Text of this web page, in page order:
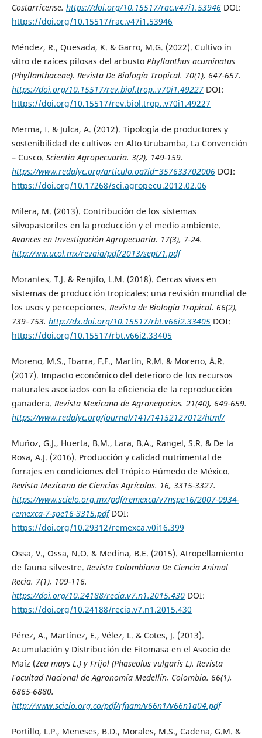
Costarricense. https://doi.org/10.15517/rac.v47i1.53946DOI:
https://doi.org/10.15517/rac.v47i1.53946
Méndez, R., Quesada, K. & Garro, M.G. (2022). Cultivo in
vitro de raíces pilosas del arbusto Phyllanthus acuminatus
(Phyllanthaceae). Revista De Biología Tropical. 70(1), 647-657.
https://doi.org/10.15517/rev.biol.trop..v70i1.49227DOI:
https://doi.org/10.15517/rev.biol.trop..v70i1.49227
Merma, I. & Julca, A. (2012). Tipología de productores y
sostenibilidad de cultivos en Alto Urubamba, La Convención
– Cusco. Scientia Agropecuaria. 3(2), 149-159.
https://www.redalyc.org/articulo.oa?id=357633702006DOI:
https://doi.org/10.17268/sci.agropecu.2012.02.06
Milera, M. (2013). Contribución de los sistemas
silvopastoriles en la producción y el medio ambiente.
Avances en Investigación Agropecuaria. 17(3), 7-24.
http://ww.ucol.mx/revaia/pdf/2013/sept/1.pdf
Morantes, T.J. & Renjifo, L.M. (2018). Cercas vivas en
sistemas de producción tropicales: una revisión mundial de
los usos y percepciones. Revista de Biología Tropical. 66(2),
739–753. http://dx.doi.org/10.15517/rbt.v66i2.33405DOI:
https://doi.org/10.15517/rbt.v66i2.33405
Moreno, M.S., Ibarra, F.F., Martín, R.M. & Moreno, Á.R.
(2017). Impacto económico del deterioro de los recursos
naturales asociados con la eficiencia de la reproducción
ganadera. Revista Mexicana de Agronegocios. 21(40), 649-659.
https://www.redalyc.org/journal/141/14152127012/html/
Muñoz, G.J., Huerta, B.M., Lara, B.A., Rangel, S.R. & De la
Rosa, A.J. (2016). Producción y calidad nutrimental de
forrajes en condiciones del Trópico Húmedo de México.
Revista Mexicana de Ciencias Agrícolas. 16, 3315-3327.
https://www.scielo.org.mx/pdf/remexca/v7nspe16/2007-0934-
remexca-7-spe16-3315.pdfDOI:
https://doi.org/10.29312/remexca.v0i16.399
Ossa, V., Ossa, N.O. & Medina, B.E. (2015). Atropellamiento
de fauna silvestre. Revista Colombiana De Ciencia Animal
Recia. 7(1), 109-116.
https://doi.org/10.24188/recia.v7.n1.2015.430DOI:
https://doi.org/10.24188/recia.v7.n1.2015.430
Pérez, A., Martínez, E., Vélez, L. & Cotes, J. (2013).
Acumulación y Distribución de Fitomasa en el Asocio de
Maíz (Zea maysL.) y Frijol (Phaseolus vulgarisL). Revista
Facultad Nacional de Agronomía Medellín, Colombia. 66(1),
6865-6880.
http://www.scielo.org.co/pdf/rfnam/v66n1/v66n1a04.pdf
Portillo, L.P., Meneses, B.D., Morales, M.S., Cadena, G.M. &